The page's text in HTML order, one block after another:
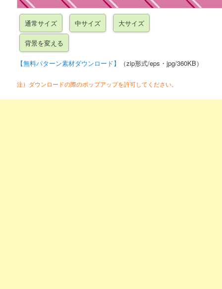
【無料パターン素材ダウンロード】 （zip形式/eps・jpg/360KB）
注）ダウンロードの際のポップアップを許可してください。